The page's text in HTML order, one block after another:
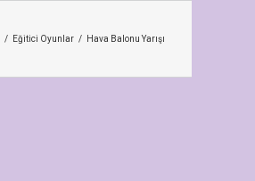
/ Eğitici Oyunlar / Hava Balonu Yarışı